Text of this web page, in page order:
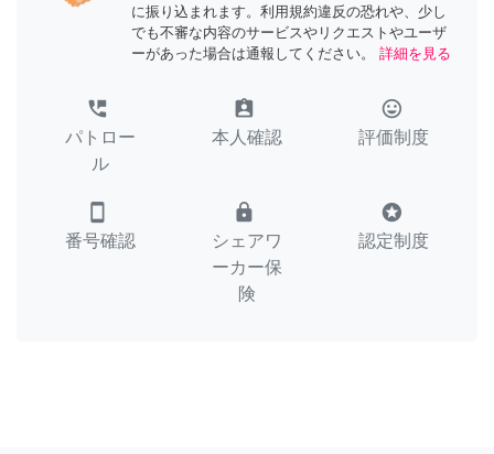
に振り込まれます。利用規約違反の恐れや、少し
でも不審な内容のサービスやリクエストやユーザ
ーがあった場合は通報してください。
詳細を見る
perm_phone_msg
パトロー
ル
assignment_ind
本人確認
tag_faces
評価制度
smartphone
番号確認
lock
シェアワ
ーカー保
険
stars
認定制度